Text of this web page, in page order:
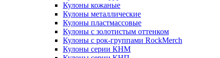
Кулоны кожаные
Кулоны металлические
Кулоны пластмассовые
Кулоны с золотистым оттенком
Кулоны с рок-группами RockMerch
Кулоны серии КНМ